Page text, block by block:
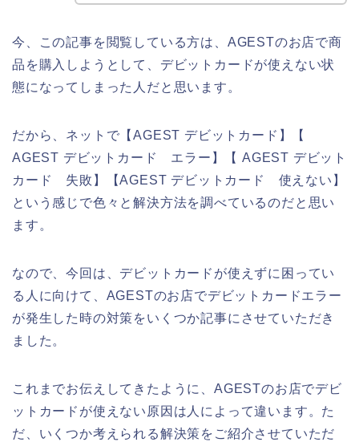
今、この記事を閲覧している方は、AGESTのお店で商
品を購入しようとして、デビットカードが使えない状
態になってしまった人だと思います。
だから、ネットで【AGEST デビットカード】【
AGEST デビットカード エラー】【 AGEST デビット
カード 失敗】【AGEST デビットカード 使えない】
という感じで色々と解決方法を調べているのだと思い
ます。
なので、今回は、デビットカードが使えずに困ってい
る人に向けて、AGESTのお店でデビットカードエラー
が発生した時の対策をいくつか記事にさせていただき
ました。
これまでお伝えしてきたように、AGESTのお店でデビ
ットカードが使えない原因は人によって違います。た
だ、いくつか考えられる解決策をご紹介させていただ